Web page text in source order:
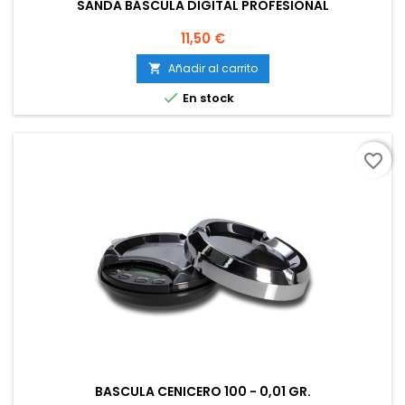
SANDA BÁSCULA DIGITAL PROFESIONAL
Precio
11,50 €
 Añadir al carrito
 En stock
BASCULA CENICERO 100 - 0,01 GR.
favorite_border